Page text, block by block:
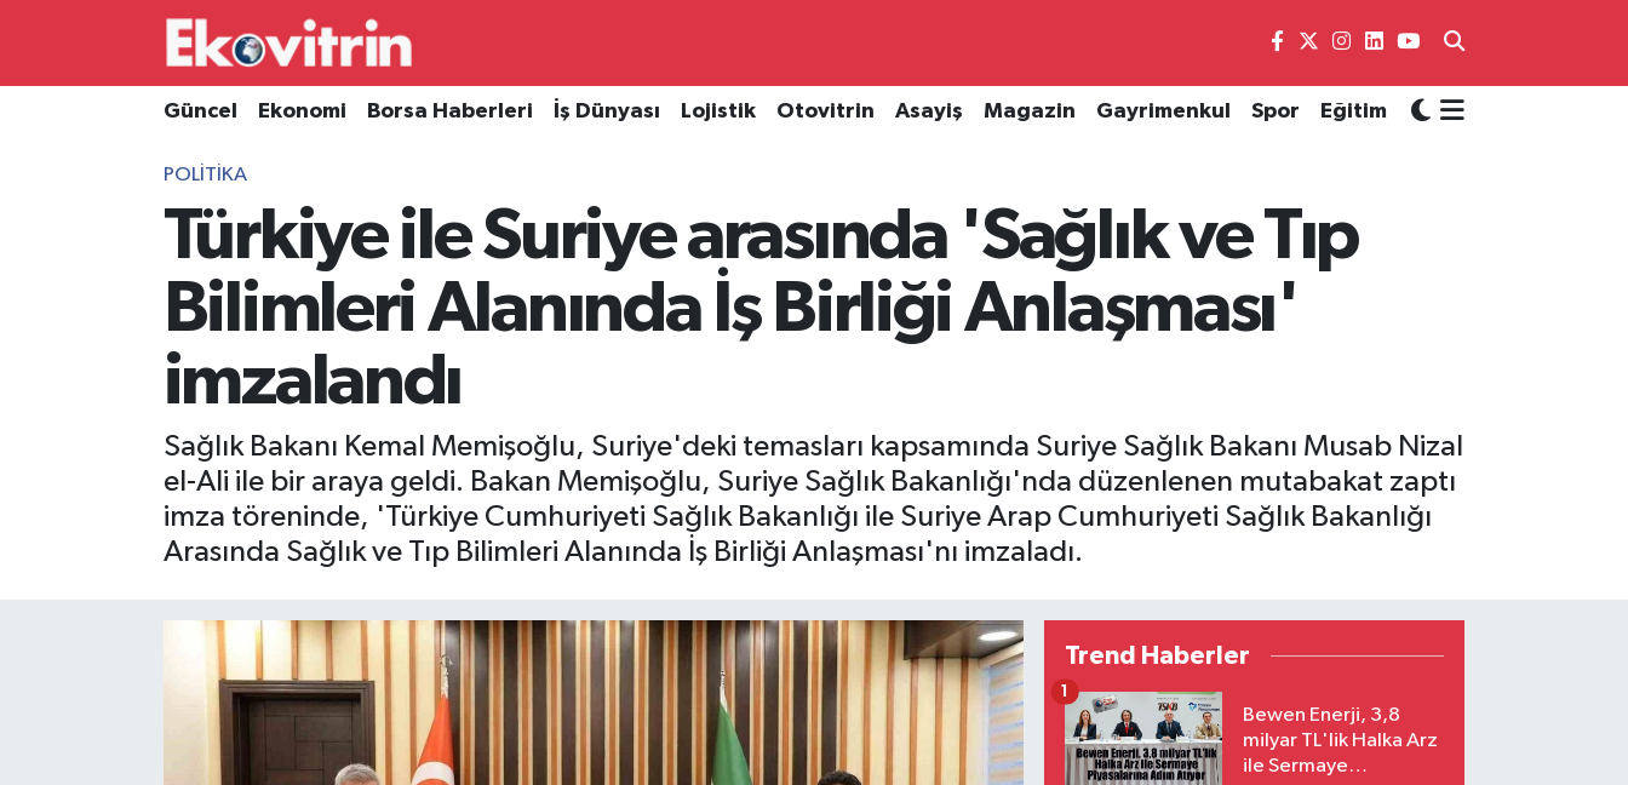
Güncel Ekonomi Borsa Haberleri İş Dünyası Lojistik Otovitrin Asayiş Magazin Gayrimenkul Spor Eğitim
POLITIKA
Türkiye ile Suriye arasında 'Sağlık ve Tıp
Bilimleri Alanında İş Birliği Anlaşması'
imzalandı
Sağlık Bakanı Kemal Memişoğlu, Suriye'deki temasları kapsamında Suriye Sağlık Bakanı Musab Nizal
el-Ali ile bir araya geldi. Bakan Memişoğlu, Suriye Sağlık Bakanlığı'nda düzenlenen mutabakat zaptı
imza töreninde, 'Türkiye Cumhuriyeti Sağlık Bakanlığı ile Suriye Arap Cumhuriyeti Sağlık Bakanlığı
Arasında Sağlık ve Tıp Bilimleri Alanında İş Birliği Anlaşması'nı imzaladı.
Trend Haberler
Bewen Enerji, 3,8
milyar TL'lik Halka Arz
ile Sermaye
1
Güncel
Borsa Haberleri
Hava Durumu
Süper Lig Puan Durumu ve Fikstür
Tüm Manşetler
Haber Arşivi